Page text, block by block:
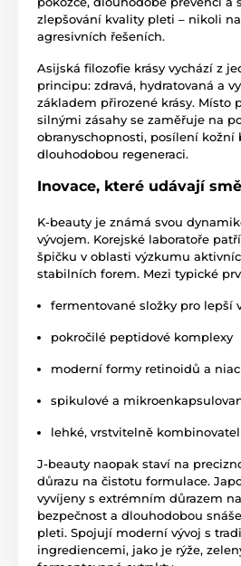
zlepšování kvality pleti – nikoli
agresivních řešeních.
Asijská filozofie krásy vychází z
principu: zdravá, hydratovaná a
základem přirozené krásy. Místo
silnými zásahy se zaměřuje na
obranyschopnosti, posílení kožní
dlouhodobou regeneraci.
Inovace, které udávají
K-beauty je známá svou
vývojem. Korejské laboratoře
špičku v oblasti výzkumu
stabilních forem. Mezi typické
fermentované složky pro lepší
pokročilé peptidové komplexy
moderní formy retinoidů a
spikulové a
lehké, vrstvitelně
J-beauty naopak staví na
důrazu na čistotu formulace.
vyvíjeny s extrémním důrazem
bezpečnost a dlouhodobou
pleti. Spojují moderní vývoj s
ingrediencemi, jako je rýže,